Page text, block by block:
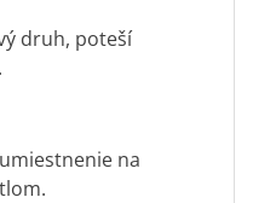
druh, poteší
na